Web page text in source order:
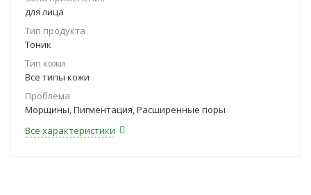
для лица
Тип продукта
Тоник
Тип кожи
Все типы кожи
Проблема
Морщины, Пигментация, Расширенные поры
Все характеристики